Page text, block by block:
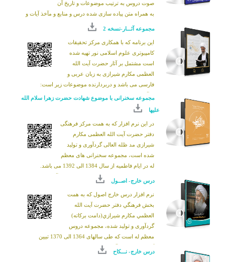
صوت دروس به ترتیب موضوعات و تاریخ آن
به همراه متن پیاده سازی شده درس و منابع و مآخذ آیات و
روایات مورد بحث، وجود دارد
مجموعه آثـــار-نسخه 2
اين برنامه كه با همکاری مرکز تحقیقات
کامپیوتری علوم اسلامی نور تهیه شده
است مشتمل بر آثار حضرت آيت الله
العظمى مكارم شيرازى به زبان عربى و
فارسى مى باشد و دربردارنده موضوعات زیر است:
قرآن، فلسفه، فقه و اصول، احكام، فلسفه احكام، اخلاق،
اعتقادى، بهره و ربا، زندگى معصومين(ع)، نهج البلاغه،
دعا و زيارت
همچنین برای خرید نسخه 3 نرم افزار از فروشگاه
محصولات نرم افزاری نور می توانید از طریق اینلینک
اقدام نمایید:
https://www.noorshop.ir/fa/product/74131
مجموعه سخنرانی با موضوع شهادت حضرت زهرا سلام الله
علیها
در این نرم افزار که به همت مرکز فرهنگی
دفتر حضرت آیت الله العظمی مکارم
شیرازی مد ظله العالی گردآوری و تولید
شده است، مجموعه سخنرانی های معظم
له در ایام فاطمیه از سال 1384 الی 1392 می باشد.
همچنین دو کتاب زهرا برترین بانوی جهان و آتش در خانه
خوان، ضمیمه نرم افزار شده تا عاشقان و شیفتگان مکتب
اهل بیت علیهم السلام بتوانند حداکثر استفاده را درباره
شناخت سرور بانوان عالم حضرت صدیقه طاهره، ببرند.
درس خارج- اصــول
نرم افزار درس خارج اصول که به همت
بخش فرهنگي دفتر حضرت آيت الله
العظمي مکارم شيرازي(دامت برکاته)
گردآوری و تولید شده، مجموعه دروس
معظم له است که طی سالهای 1364 الی 1370 تبیین
گردیده و توسط آقای شیخ احمد قدسی تحت عنوان کتاب:
درس خارج- نـــکاح